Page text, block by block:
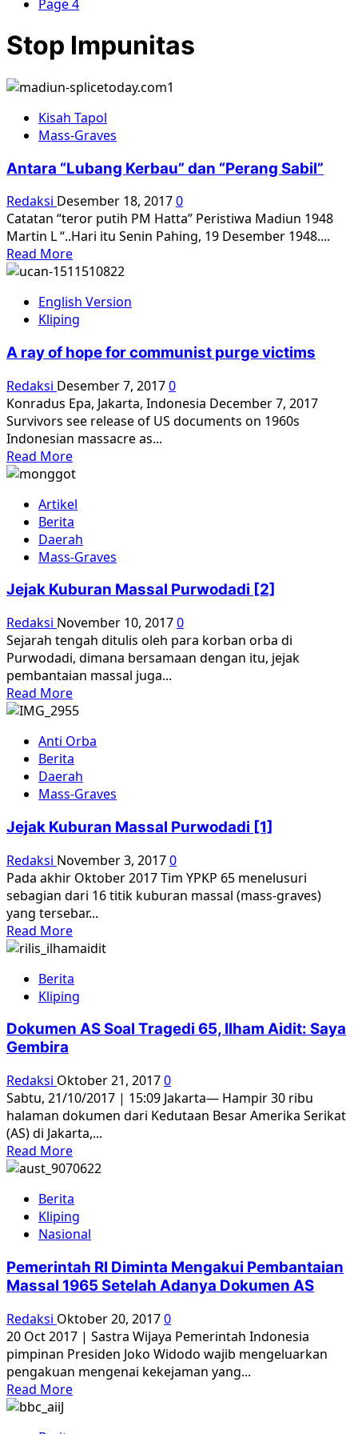
Page 4
Stop Impunitas
Kisah Tapol
Mass-Graves
Antara “Lubang Kerbau” dan “Perang Sabil”
Redaksi Desember 18, 20170
Catatan “teror putih PM Hatta” Peristiwa Madiun 1948
Martin L “..Hari itu Senin Pahing, 19 Desember 1948....
Read MoreRead
more
Antara
“Lubang
dan
Sabil”
English Version
Kliping
A ray of hope for communist purge victims
Redaksi Desember 7, 20170
Konradus Epa, Jakarta, Indonesia December 7, 2017
Survivors see release of US documents on 1960s
Indonesian massacre as...
Read MoreRead
more
A
ray
of
hope
communist
purge
victims
Artikel
Berita
Daerah
Mass-Graves
Jejak Kuburan Massal Purwodadi [2]
Redaksi November 10, 20170
Sejarah tengah ditulis oleh para korban orba di
Purwodadi, dimana bersamaan dengan itu, jejak
pembantaian massal juga...
Read MoreRead
more
Jejak
Kuburan
Massal
Purwodadi
Anti Orba
Berita
Daerah
Mass-Graves
Jejak Kuburan Massal Purwodadi [1]
Redaksi November 3, 20170
Pada akhir Oktober 2017 Tim YPKP 65 menelusuri
sebagian dari 16 titik kuburan massal (mass-graves)
yang tersebar...
Read MoreRead
more
Jejak
Kuburan
Purwodadi
Berita
Kliping
Dokumen AS Soal Tragedi 65, Ilham Aidit: Saya
Gembira
Redaksi Oktober 21, 20170
Sabtu, 21/10/2017 | 15:09 Jakarta— Hampir 30 ribu
halaman dokumen dari Kedutaan Besar Amerika Serikat
(AS) di Jakarta,...
Read MoreRead
more
Dokumen
AS
Soal
65,
Ilham
Saya
Gembira
Berita
Kliping
Nasional
Pemerintah RI Diminta Mengakui Pembantaian
Massal 1965 Setelah Adanya Dokumen AS
Redaksi Oktober 20, 20170
20 Oct 2017 | Sastra Wijaya Pemerintah Indonesia
pimpinan Presiden Joko Widodo wajib mengeluarkan
pengakuan mengenai kekejaman yang...
Read MoreRead